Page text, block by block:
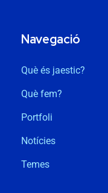
Navegació
Què és jaestic?
Què fem?
Portfoli
Notícies
Temes